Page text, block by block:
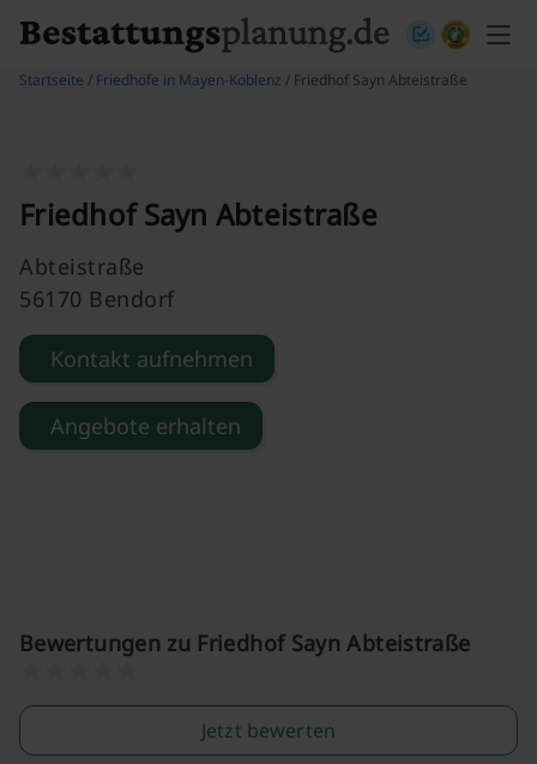
Startseite / Friedhöfe in Mayen-Koblenz / Friedhof Sayn Abteistraße
Friedhof Sayn Abteistraße
Abteistraße
56170 Bendorf
Kontakt aufnehmen
Angebote erhalten
Bewertungen zu Friedhof Sayn Abteistraße
Jetzt bewerten